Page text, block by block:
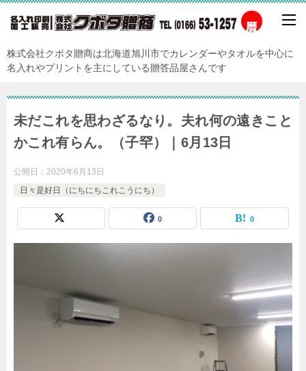
株式会社クボタ贈商は北海道旭川市でカレンダーやタオルを中心に
名入れやプリントを主にしている贈答品屋さんです
未だこれを思わざるなり。夫れ何の遠きこと
かこれ有らん。（子罕）｜6月13日
公開日： 2020年6月13日
日々是好日（にちにちこれこうにち）
0 0